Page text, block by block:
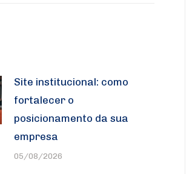
Site institucional: como
fortalecer o
posicionamento da sua
empresa
05/08/2026